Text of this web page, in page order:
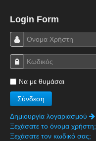
Σύνδεσμοι
Login Form
Να με θυμάσαι
Δημιουργία λογαριασμού
Ξεχάσατε το όνομα χρήστη;
Ξεχάσατε τον κωδικό σας;